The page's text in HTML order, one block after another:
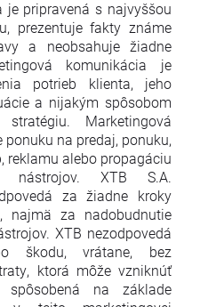
pripravená s najvyššou
prezentuje fakty známe
a neobsahuje žiadne
komunikácia je
potrieb klienta, jeho
a nijakým spôsobom
stratégiu. Marketingová
na predaj, ponuku,
reklamu alebo propagáciu
nástrojov. XTB S.A.
za žiadne kroky
najmä za nadobudnutie
XTB nezodpovedá
škodu, vrátane, bez
ktorá môže vzniknúť
spôsobená na základe